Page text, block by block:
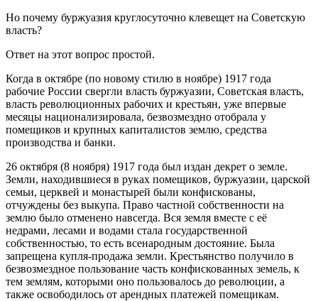
Но почему буржуазия круглосуточно клевещет на Советскую
власть?
Ответ на этот вопрос простой.
Когда в октябре (по новому стилю в ноябре) 1917 года
рабочие России свергли власть буржуазии, Советская власть,
власть революционных рабочих и крестьян, уже впервые
месяцы национализировала, безвозмездно отобрала у
помещиков и крупных капиталистов землю, средства
производства и банки.
26 октября (8 ноября) 1917 года был издан декрет о земле.
Земли, находившиеся в руках помещиков, буржуазии, царской
семьи, церквей и монастырей были конфискованы,
отчуждены без выкупа. Право частной собственности на
землю было отменено навсегда. Вся земля вместе с её
недрами, лесами и водами стала государственной
собственностью, то есть всенародным достояние. Была
запрещена купля-продажа земли. Крестьянство получило в
безвозмездное пользование часть конфискованных земель, к
тем землям, которыми оно пользовалось до революции, а
также освободилось от арендных платежей помещикам.